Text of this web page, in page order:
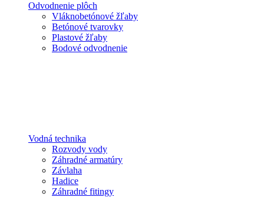
Odvodnenie plôch
Vláknobetónové žľaby
Betónové tvarovky
Plastové žľaby
Bodové odvodnenie
Vodná technika
Rozvody vody
Záhradné armatúry
Závlaha
Hadice
Záhradné fitingy